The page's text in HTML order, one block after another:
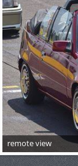
remote view